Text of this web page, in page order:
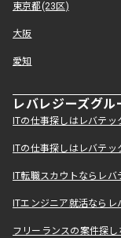
東京都(23区)
大阪
愛知
レバレジーズグ
ITの仕事探しはレバテッ
ITの仕事探しはレバテッ
IT転職スカウトならレバ
ITエンジニア就活なら
フリーランスの案件探